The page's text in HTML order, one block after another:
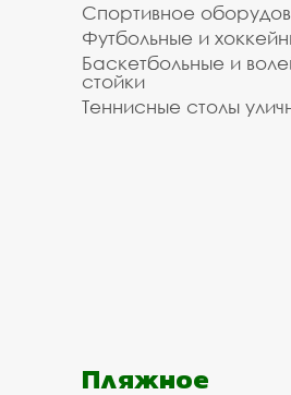
Спортивное
Футбольные и
Баскетбольные и
стойки
Теннисные столы
Пляжное